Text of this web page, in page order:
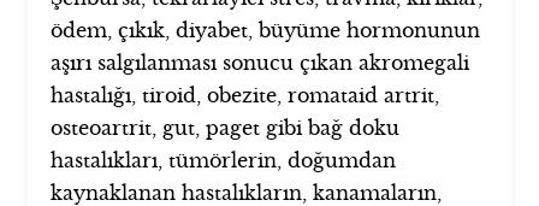
ödem, çıkık, diyabet, büyüme hormonunun
aşırı salgılanması sonucu çıkan akromegali
hastalığı, tiroid, obezite, romataid artrit,
osteoartrit, gut, paget gibi bağ doku
hastalıkları, tümörlerin, doğumdan
kaynaklanan hastalıkların, kanamaların,